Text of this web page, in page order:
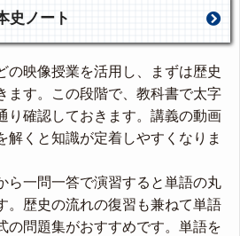
史ノート
の映像授業を活用し、まずは歴史
ます。この段階で、教科書で太字
り確認しておきます。講義の動画
解くと知識が定着しやすくなりま
ら一問一答で演習すると単語の丸
。歴史の流れの復習も兼ねて単語
の問題集がおすすめです。単語を